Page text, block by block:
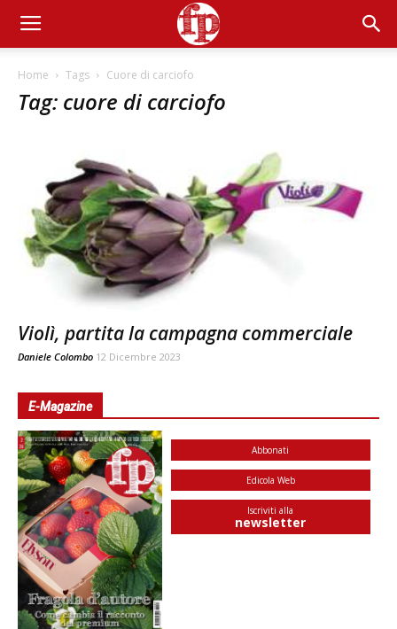
Home Tags Cuore di carciofo
Tag: cuore di carciofo
Violì, partita la campagna commerciale
Daniele Colombo 12 Dicembre 2023
E-Magazine
Abbonati
Edicola Web
Iscriviti alla
newsletter